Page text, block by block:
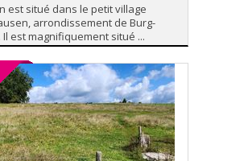
est situé dans le petit village
arrondissement de Burg-
Il est magnifiquement situé ...